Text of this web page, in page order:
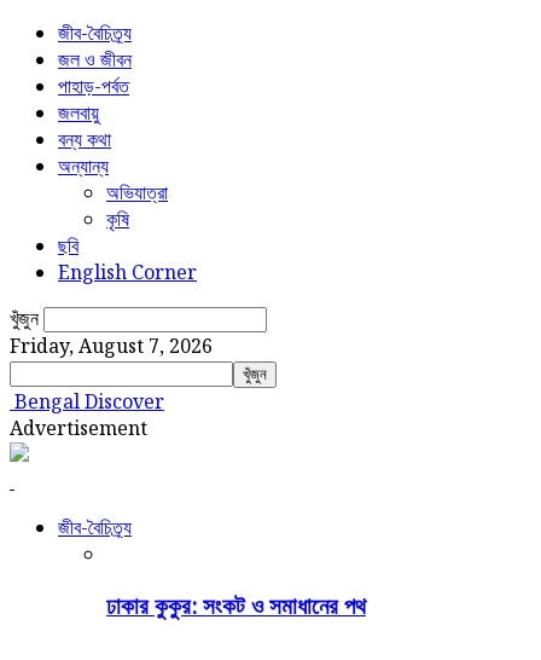
জীব-বৈচিত্র্য
জল ও জীবন
পাহাড়-পর্বত
জলবায়ু
বন্য কথা
অন্যান্য
অভিযাত্রা
কৃষি
ছবি
English Corner
খুঁজুন
Friday, August 7, 2026
Bengal Discover
Advertisement
জীব-বৈচিত্র্য
ঢাকার কুকুর: সংকট ও সমাধানের পথ